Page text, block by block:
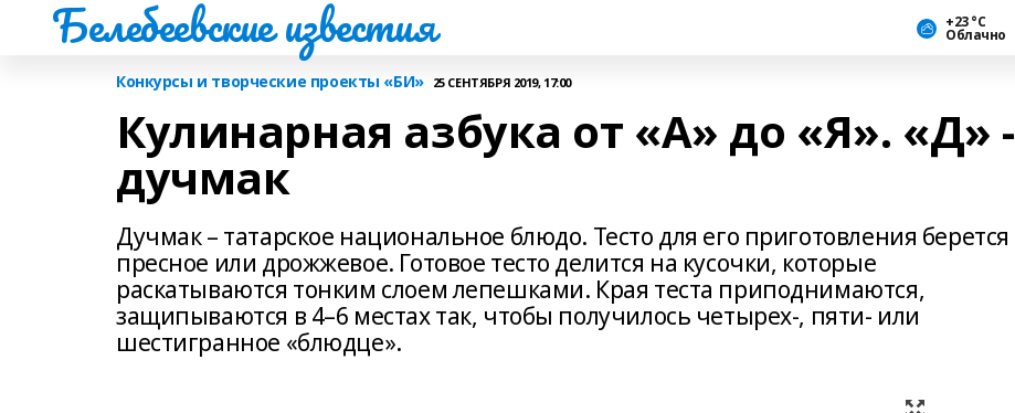
Белебеевские известия +23 °С
Облачно
Конкурсы и творческие проекты «БИ» 25 СЕНТЯБРЯ 2019, 17:00
Кулинарная азбука от «А» до «Я». «Д» -
дучмак
Дучмак – татарское национальное блюдо. Тесто для его приготовления берется
пресное или дрожжевое. Готовое тесто делится на кусочки, которые
раскатываются тонким слоем лепешками. Края теста приподнимаются,
защипываются в 4–6 местах так, чтобы получилось четырех-, пяти- или
шестигранное «блюдце».